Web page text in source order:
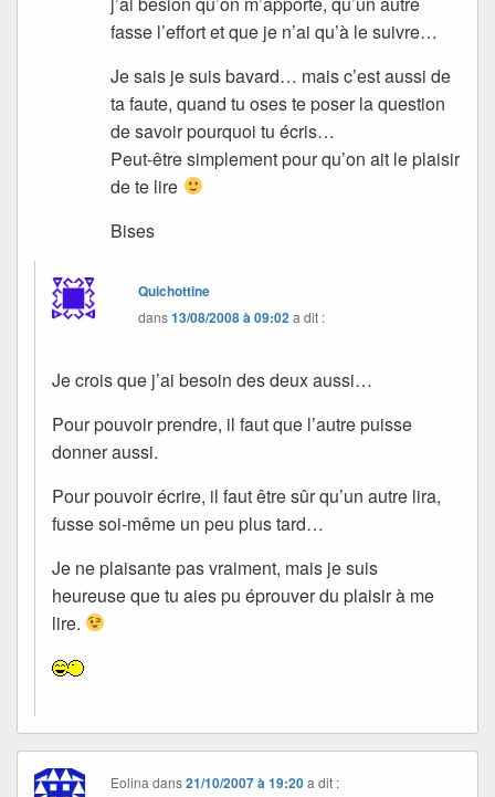
fasse l’effort et que je n’ai qu’à le suivre…
Je sais je suis bavard… mais c’est aussi de
ta faute, quand tu oses te poser la question
de savoir pourquoi tu écris…
Peut-être simplement pour qu’on ait le plaisir
de te lire
Bises
Quichottine
dans13/08/2008 à 09:02a dit :
Je crois que j’ai besoin des deux aussi…
Pour pouvoir prendre, il faut que l’autre puisse
donner aussi.
Pour pouvoir écrire, il faut être sûr qu’un autre lira,
fusse soi-même un peu plus tard…
Je ne plaisante pas vraiment, mais je suis
heureuse que tu aies pu éprouver du plaisir à me
lire.
Eolina dans21/10/2007 à 19:20 a dit :